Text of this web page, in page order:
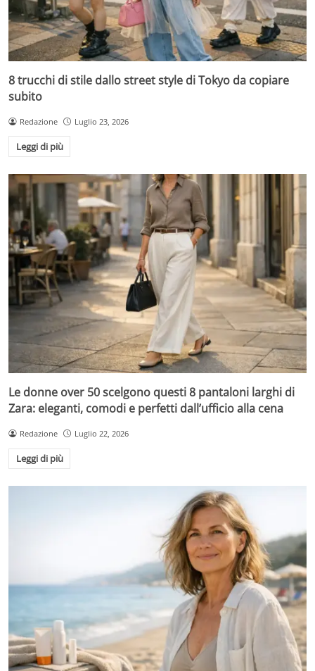
8 trucchi di stile dallo street style di Tokyo da copiare
subito
Redazione Luglio 23, 2026
Leggi di più
Le donne over 50 scelgono questi 8 pantaloni larghi di
Zara: eleganti, comodi e perfetti dall’ufficio alla cena
Redazione Luglio 22, 2026
Leggi di più